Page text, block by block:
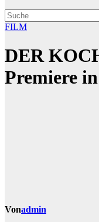
FILM
DER
Premiere
Vonadmin